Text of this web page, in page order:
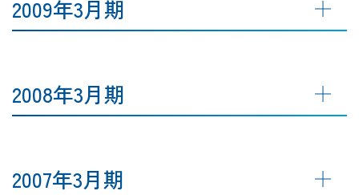
2009年3月期
2008年3月期
2007年3月期